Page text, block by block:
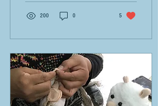
200 0 5